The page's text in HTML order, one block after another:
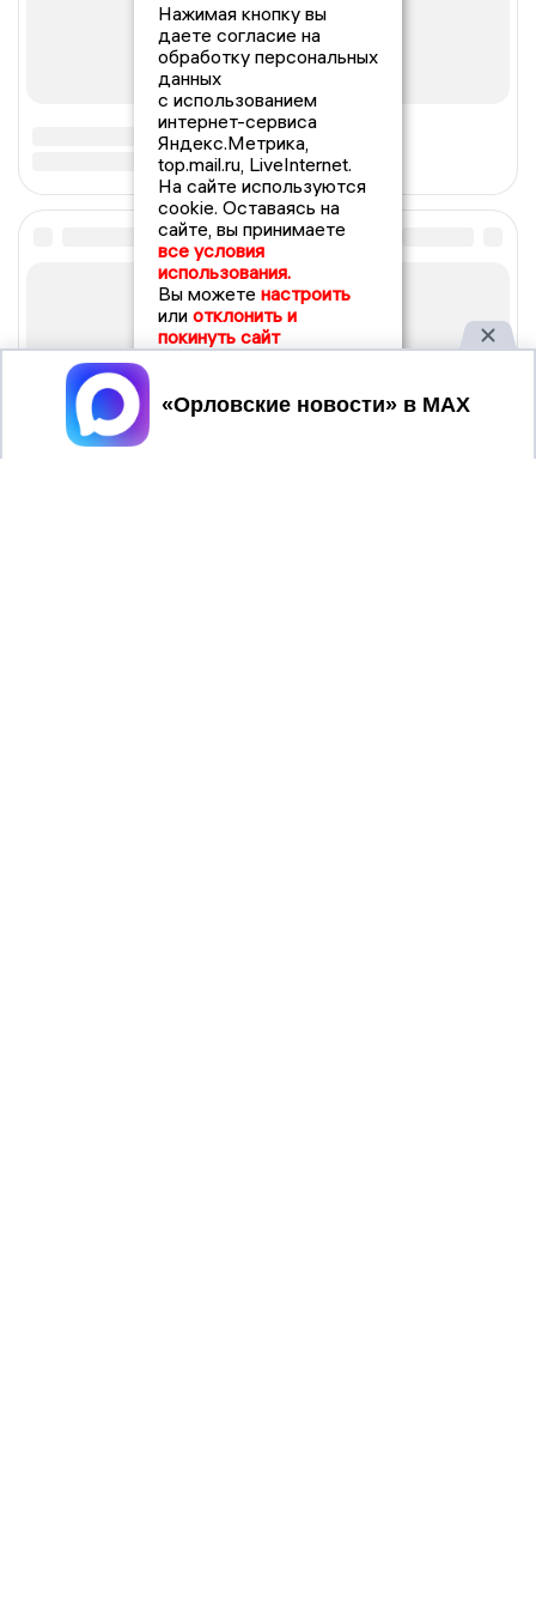
Нажимая кнопку вы
даете согласие на
обработку персональных
данных
с использованием
интернет-сервиса
Яндекс.Метрика,
top.mail.ru, LiveInternet.
На сайте используются
cookie. Оставаясь на
сайте, вы принимаете
все условия
использования.
Вы можете настроить
или отклонить и
покинуть сайт
Принять